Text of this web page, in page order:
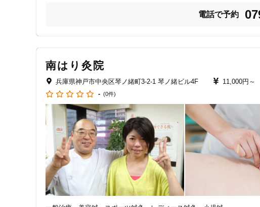
住所 兵庫
電話で予約
南はり灸院
兵庫県神戸市中央区琴ノ緒町3-2-1 琴ノ緒ビル4F
11,000円～
- (0件)